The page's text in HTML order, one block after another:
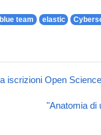
blue team elastic
iscrizioni Open
"Anatomia di